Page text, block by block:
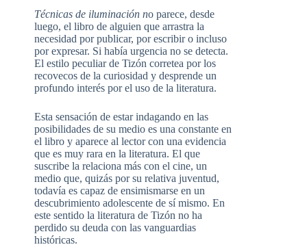
Técnicas de iluminación no parece, desde
luego, el libro de alguien que arrastra la
necesidad por publicar, por escribir o incluso
por expresar. Si había urgencia no se detecta.
El estilo peculiar de Tizón corretea por los
recovecos de la curiosidad y desprende un
profundo interés por el uso de la literatura.
Esta sensación de estar indagando en las
posibilidades de su medio es una constante en
el libro y aparece al lector con una evidencia
que es muy rara en la literatura. El que
suscribe la relaciona más con el cine, un
medio que, quizás por su relativa juventud,
todavía es capaz de ensimismarse en un
descubrimiento adolescente de sí mismo. En
este sentido la literatura de Tizón no ha
perdido su deuda con las vanguardias
históricas.